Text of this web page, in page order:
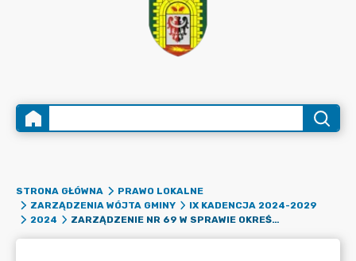
STRONA GŁÓWNA
PRAWO LOKALNE
ZARZĄDZENIA WÓJTA GMINY
IX KADENCJA 2024-2029
2024
ZARZĄDZENIE NR 69 W SPRAWIE OKREŚLENIA OPŁAT I ZASAD WYNAJMU ŚWIETLIC WIEJSKICH STANOWIĄCYCH MIENIE GMINY WĄDROŻE WIELKIE